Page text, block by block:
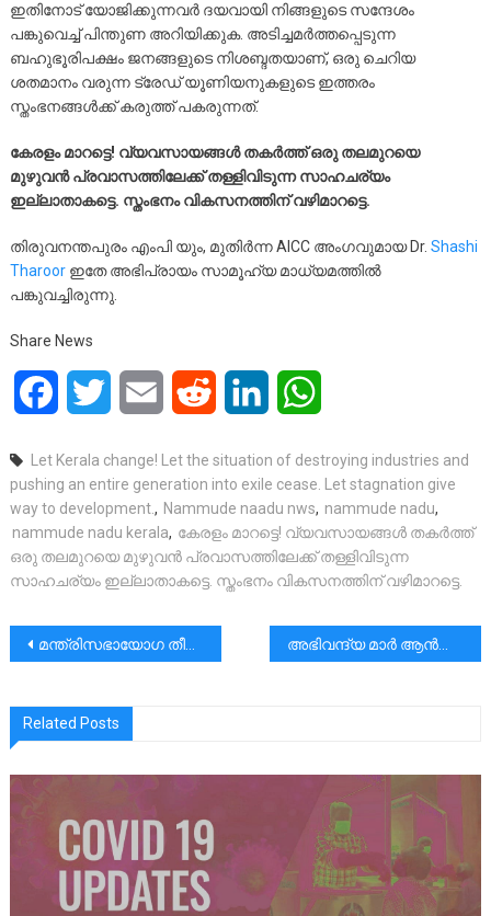
ഇതിനോട് യോജിക്കുന്നവർ ദയവായി നിങ്ങളുടെ സന്ദേശം
പങ്കുവെച്ച് പിന്തുണ അറിയിക്കുക. അടിച്ചമർത്തപ്പെടുന്ന
ബഹുഭൂരിപക്ഷം ജനങ്ങളുടെ നിശബ്ദതയാണ്, ഒരു ചെറിയ
ശതമാനം വരുന്ന ട്രേഡ് യൂണിയനുകളുടെ ഇത്തരം
സ്തംഭനങ്ങൾക്ക് കരുത്ത് പകരുന്നത്.
കേരളം മാറട്ടെ! വ്യവസായങ്ങൾ തകർത്ത് ഒരു തലമുറയെ
മുഴുവൻ പ്രവാസത്തിലേക്ക് തള്ളിവിടുന്ന സാഹചര്യം
ഇല്ലാതാകട്ടെ. സ്തംഭനം വികസനത്തിന് വഴിമാറട്ടെ.
തിരുവനന്തപുരം എംപി യും, മുതിർന്ന AICC അംഗവുമായ Dr. Shashi
Tharoorഇതേ അഭിപ്രായം സാമൂഹ്യ മാധ്യമത്തിൽ
പങ്കുവച്ചിരുന്നു.
Share News
FacebookTwitter Email Reddit LinkedIn
Let Kerala change! Let the situation of destroying industries and
pushing an entire generation into exile cease. Let stagnation give
way to development., Nammude naadu nws, nammude nadu,
nammude nadu kerala, കേരളം മാറട്ടെ! വ്യവസായങ്ങൾ തകർത്ത്
ഒരു തലമുറയെ മുഴുവൻ പ്രവാസത്തിലേക്ക് തള്ളിവിടുന്ന
സാഹചര്യം ഇല്ലാതാകട്ടെ. സ്തംഭനം വികസനത്തിന് വഴിമാറട്ടെ.
പോസ്റ്റുകളിലൂടെ
മന്ത്രിസഭായോഗ തീരുമാനങ്ങൾ (11/02/2026) അഭിവന്ദ്യ മാർ ആൻഡ്രൂസ് താഴത്ത് പിതാവിനൊപ്പം സീറോമലബാർ സഭാസമൂഹം ഒറ്റക്കെട്ടായി നിലകൊള്ളും
Related Posts